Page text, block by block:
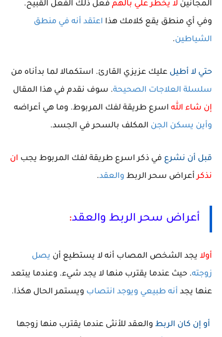
المجانين لا يخطر علي بالهم فعل ذلك الفعل القبيح.
وفي أي منطق يقع كلامك هذا اعتقد أنه في منطق
الشياطين.
حتي لا أطيل عليك عزيزي القارئ. استكمالا لما بدأناه من
سلسلة العلاجات الصحيحة. سوف نقدم في هذا المقال
إن شاء الله اسرع طريقة لفك المربوط. وما هي أعراضه
وأين يسكن الجن المكلف بالسحر في الجسد.
قبل أن نشرع في ذكر اسرع طريقة لفك المربوط يجب ان
نذكر أعراض سحر الربط والعقد.
أعراض سحر الربط والعقد:
أولا يجد الشخص المصاب أنه لا يستطيع أن يصل
زوجته. حيث عندما يقترب منها لا يجد شيء. وعندما يبتعد
عنها يجد أنه طبيعي ويوجد انتصاب ويستمر الحال هكذا.
أو إن كان الربط والعقد للأنثى عندما يقترب منها زوجها